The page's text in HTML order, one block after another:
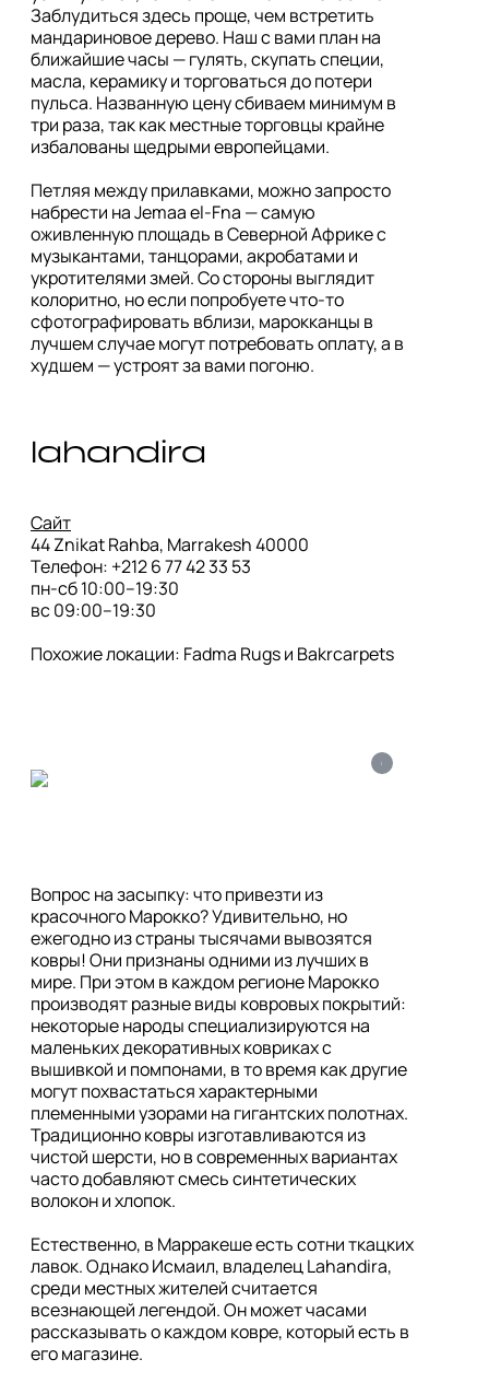
Заблудиться здесь проще, чем встретить
мандариновое дерево. Наш с вами план на
ближайшие часы — гулять, скупать специи,
масла, керамику и торговаться до потери
пульса. Названную цену сбиваем минимум в
три раза, так как местные торговцы крайне
избалованы щедрыми европейцами.
Петляя между прилавками, можно запросто
набрести на Jemaa el-Fna — самую
оживленную площадь в Северной Африке с
музыкантами, танцорами, акробатами и
укротителями змей. Со стороны выглядит
колоритно, но если попробуете что-то
сфотографировать вблизи, марокканцы в
лучшем случае могут потребовать оплату, а в
худшем — устроят за вами погоню.
lahandira
Сайт
44 Znikat Rahba, Marrakesh 40000
Телефон: +212 6 77 42 33 53
пн-сб 10:00–19:30
вс 09:00–19:30
Похожие локации: Fadma Rugs и Bakrcarpets
i
Вопрос на засыпку: что привезти из
красочного Марокко? Удивительно, но
ежегодно из страны тысячами вывозятся
ковры! Они признаны одними из лучших в
мире. При этом в каждом регионе Марокко
производят разные виды ковровых покрытий:
некоторые народы специализируются на
маленьких декоративных ковриках с
вышивкой и помпонами, в то время как другие
могут похвастаться характерными
племенными узорами на гигантских полотнах.
Традиционно ковры изготавливаются из
чистой шерсти, но в современных вариантах
часто добавляют смесь синтетических
волокон и хлопок.
Естественно, в Марракеше есть сотни ткацких
лавок. Однако Исмаил, владелец Lahandira,
среди местных жителей считается
всезнающей легендой. Он может часами
рассказывать о каждом ковре, который есть в
его магазине.